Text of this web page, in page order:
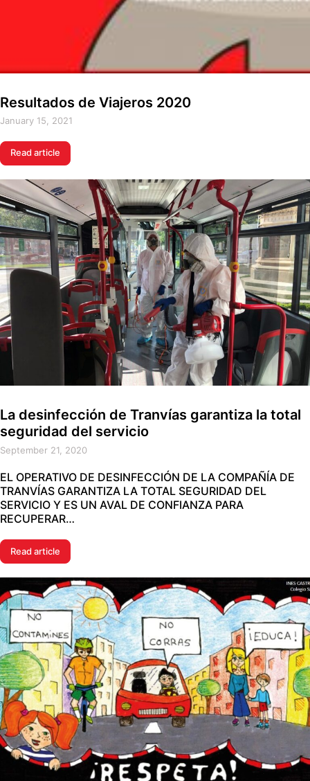
Resultados de Viajeros 2020
January 15, 2021
Read article
La desinfección de Tranvías garantiza la total
seguridad del servicio
September 21, 2020
EL OPERATIVO DE DESINFECCIÓN DE LA COMPAÑÍA DE
TRANVÍAS GARANTIZA LA TOTAL SEGURIDAD DEL
SERVICIO Y ES UN AVAL DE CONFIANZA PARA
RECUPERAR…
Read article